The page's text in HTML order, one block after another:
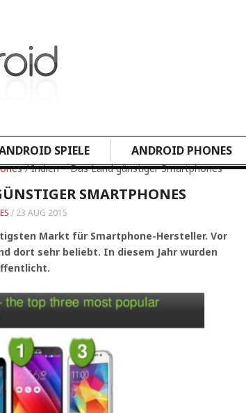
SPIELE ANDROID PHONES
/ Indien – Das Land günstiger Smartphones
SMARTPHONES
/ 23 AUG 2015
Markt für Smartphone-Hersteller. Vor
dort sehr beliebt. In diesem Jahr wurden